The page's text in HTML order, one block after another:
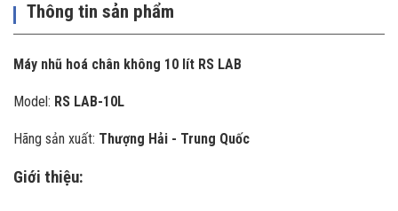
Thông tin sản phẩm
Máy nhũ hoá chân không 10 lít RS LAB
Model: RS LAB-10L
Hãng sản xuất: Thượng Hải - Trung Quốc
Giới thiệu: